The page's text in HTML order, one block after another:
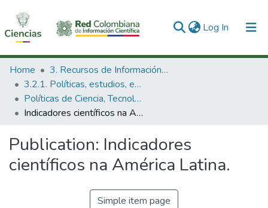
Log In (current)
Communities & Collections
All of DSpace
Statistics
Home
3. Recursos de Información Científica y Tecnológica
3.2.1. Políticas, estudios, evaluaciones e indicadores de CTeI
Políticas de Ciencia, Tecnología e Innovación
Indicadores científicos na América Latina.
Publication: Indicadores
científicos na América Latina.
Simple item page